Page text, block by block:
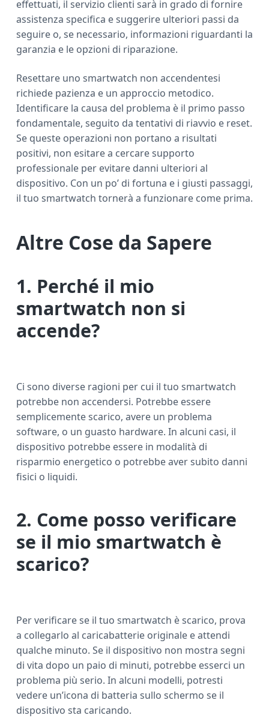
effettuati, il servizio clienti sarà in grado di fornire
assistenza specifica e suggerire ulteriori passi da
seguire o, se necessario, informazioni riguardanti la
garanzia e le opzioni di riparazione.
Resettare uno smartwatch non accendentesi
richiede pazienza e un approccio metodico.
Identificare la causa del problema è il primo passo
fondamentale, seguito da tentativi di riavvio e reset.
Se queste operazioni non portano a risultati
positivi, non esitare a cercare supporto
professionale per evitare danni ulteriori al
dispositivo. Con un po’ di fortuna e i giusti passaggi,
il tuo smartwatch tornerà a funzionare come prima.
Altre Cose da Sapere
1. Perché il mio
smartwatch non si
accende?
Ci sono diverse ragioni per cui il tuo smartwatch
potrebbe non accendersi. Potrebbe essere
semplicemente scarico, avere un problema
software, o un guasto hardware. In alcuni casi, il
dispositivo potrebbe essere in modalità di
risparmio energetico o potrebbe aver subito danni
fisici o liquidi.
2. Come posso verificare
se il mio smartwatch è
scarico?
Per verificare se il tuo smartwatch è scarico, prova
a collegarlo al caricabatterie originale e attendi
qualche minuto. Se il dispositivo non mostra segni
di vita dopo un paio di minuti, potrebbe esserci un
problema più serio. In alcuni modelli, potresti
vedere un’icona di batteria sullo schermo se il
dispositivo sta caricando.